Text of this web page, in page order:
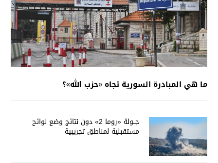
ما هي المبادرة السورية تجاه «حزب الله»؟
جــولة «روما 2» دون نتائج وضع لوائح
مستقبلية لمناطق تجريبية